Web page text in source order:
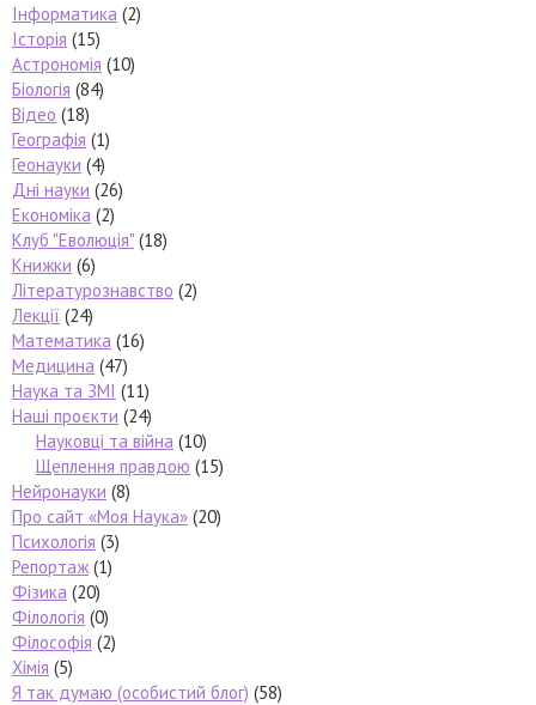
Інформатика (2)
Історія (15)
Астрономія (10)
Біологія (84)
Відео (18)
Географія (1)
Геонауки (4)
Дні науки (26)
Економіка (2)
Клуб "Еволюція" (18)
Книжки (6)
Літературознавство (2)
Лекції (24)
Математика (16)
Медицина (47)
Наука та ЗМІ (11)
Наші проєкти (24)
Науковці та війна (10)
Щеплення правдою (15)
Нейронауки (8)
Про сайт «Моя Наука» (20)
Психологія (3)
Репортаж (1)
Фізика (20)
Філологія (0)
Філософія (2)
Хімія (5)
Я так думаю (особистий блог) (58)